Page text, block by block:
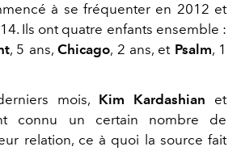
à se fréquenter en 2012 et
Ils ont quatre enfants ensemble :
, 5 ans,Chicago, 2 ans, et Psalm, 1
mois, Kim Kardashian et
connu un certain nombre de
relation, ce à quoi la source fait